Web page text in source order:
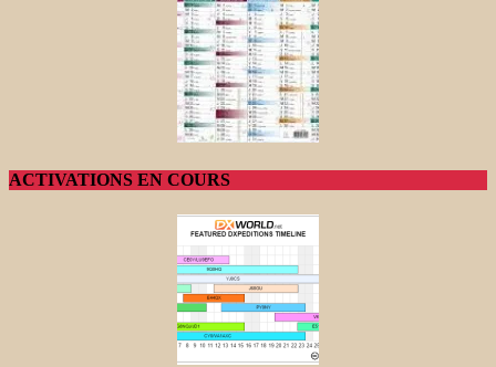
ACTIVATIONS EN COURS